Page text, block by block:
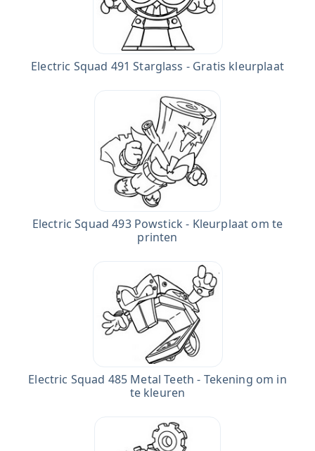
Electric Squad 491 Starglass - Gratis kleurplaat
Electric Squad 493 Powstick - Kleurplaat om te
printen
Electric Squad 485 Metal Teeth - Tekening om in
te kleuren